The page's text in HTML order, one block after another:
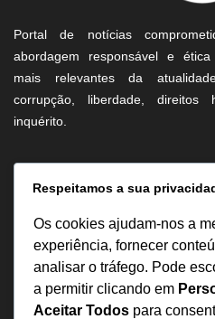
Portal de notícias
abordagem responsável e
mais relevantes da
corrupção, liberdade, direitos
inquérito.
Sobre
Estatuto
Respeitamos a sua
Os cookies ajudam-nos a
experiência, fornecer
analisar o tráfego. Pode
a permitir clicando em
Aceitar Todos para